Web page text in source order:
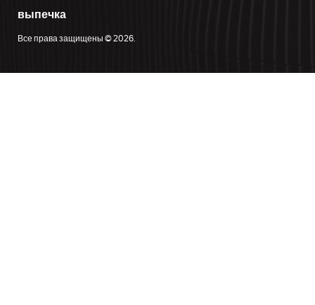
выпечка
Все права защищены © 2026.